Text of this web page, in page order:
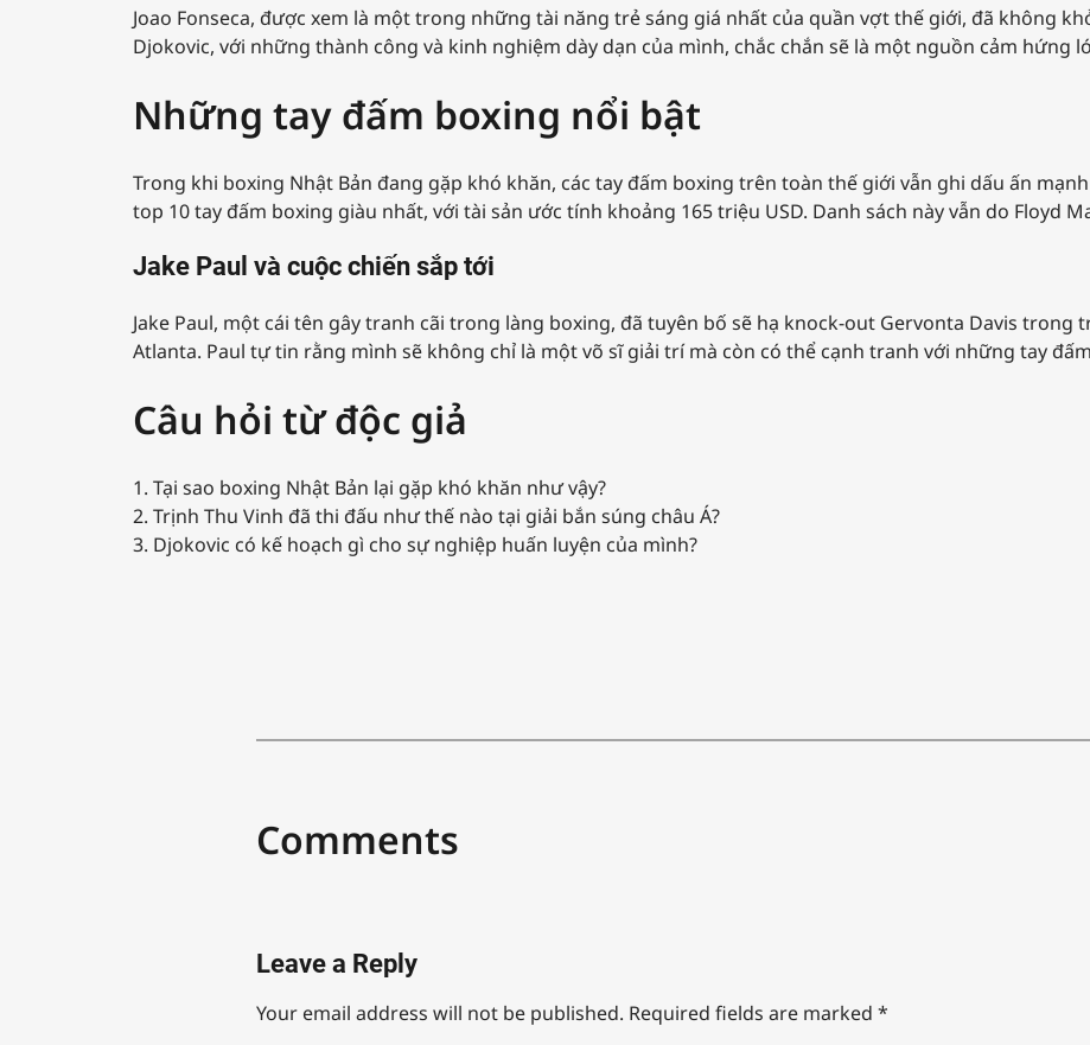
Joao Fonseca, được xem là một trong những tài năng trẻ sáng giá nhất của quần vợt thế giới, đã không
Djokovic, với những thành công và kinh nghiệm dày dạn của mình, chắc chắn sẽ là một nguồn cảm hứng
Những tay đấm boxing nổi bật
Trong khi boxing Nhật Bản đang gặp khó khăn, các tay đấm boxing trên toàn thế giới vẫn ghi dấu ấn
top 10 tay đấm boxing giàu nhất, với tài sản ước tính khoảng 165 triệu USD. Danh sách này vẫn do Floyd
Jake Paul và cuộc chiến sắp tới
Jake Paul, một cái tên gây tranh cãi trong làng boxing, đã tuyên bố sẽ hạ knock-out Gervonta Davis trong
Atlanta. Paul tự tin rằng mình sẽ không chỉ là một võ sĩ giải trí mà còn có thể cạnh tranh với những tay
Câu hỏi từ độc giả
1. Tại sao boxing Nhật Bản lại gặp khó khăn như vậy?
2. Trịnh Thu Vinh đã thi đấu như thế nào tại giải bắn súng châu Á?
3. Djokovic có kế hoạch gì cho sự nghiệp huấn luyện của mình?
Comments
Leave a Reply
Your email address will not be published. Required fields are marked *